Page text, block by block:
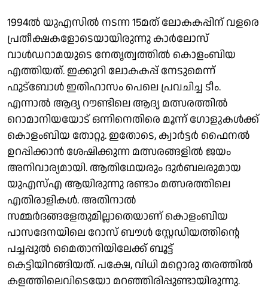
1994ല്‍ യുഎസില്‍ നടന്ന 15മത് ലോകകപ്പിന് വളരെ
പ്രതീക്ഷകളോടെയായിരുന്നു കാര്‍ലോസ്
വാള്‍ഡറാമയുടെ നേതൃത്വത്തില്‍ കൊളംബിയ
എത്തിയത്. ഇക്കുറി ലോകകപ്പ് നേടുമെന്ന്
ഫുട്ബോള്‍ ഇതിഹാസം പെലെ പ്രവചിച്ച ടീം.
എന്നാല്‍ ആദ്യ റൗണ്ടിലെ ആദ്യ മത്സരത്തില്‍
റൊമാനിയയോട് ഒന്നിനെതിരെ മൂന്ന് ഗോളുകള്‍ക്ക്
കൊളംബിയ തോറ്റു. ഇതോടെ, ക്വാര്‍ട്ടര്‍ ഫൈനല്‍
ഉറപ്പിക്കാന്‍ ശേഷിക്കുന്ന മത്സരങ്ങളില്‍ ജയം
അനിവാര്യമായി. ആതിഥേയരും ദുര്‍ബലരുമായ
യുഎസ്എ ആയിരുന്നു രണ്ടാം മത്സരത്തിലെ
എതിരാളികള്‍. അതിനാല്‍
സമ്മര്‍ദങ്ങളേതുമില്ലാതെയാണ് കൊളംബിയ
പാസദേനയിലെ റോസ് ബൗള്‍ സ്റ്റേഡിയത്തിന്റെ
പച്ചപ്പുല്‍ മൈതാനിയിലേക്ക് ബൂട്ട്
കെട്ടിയിറങ്ങിയത്. പക്ഷേ, വിധി മറ്റൊരു തരത്തില്‍
കളത്തിലെവിടെയോ മറഞ്ഞിരിപ്പുണ്ടായിരുന്നു.